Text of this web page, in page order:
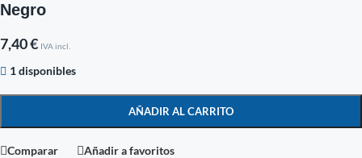
Negro
7,40€ IVA incl.
1 disponibles
AÑADIR AL CARRITO
Comparar Añadir a favoritos